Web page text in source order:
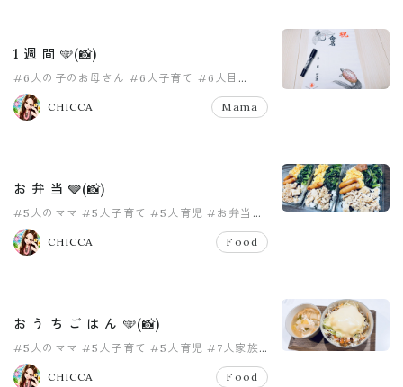
1 週 間 🩵(📸)
#6人の子のお母さん #6人子育て #6人目
#女の子ママ
#子供のいる暮らし
CHICCA
Mama
お 弁 当 🩶(📸)
#5人のママ #5人子育て #5人育児 #お弁当
#女の子ママ
CHICCA
Food
お う ち ご は ん 🩵(📸)
#5人のママ #5人子育て #5人育児 #7人家族
#おうちごはん
CHICCA
Food